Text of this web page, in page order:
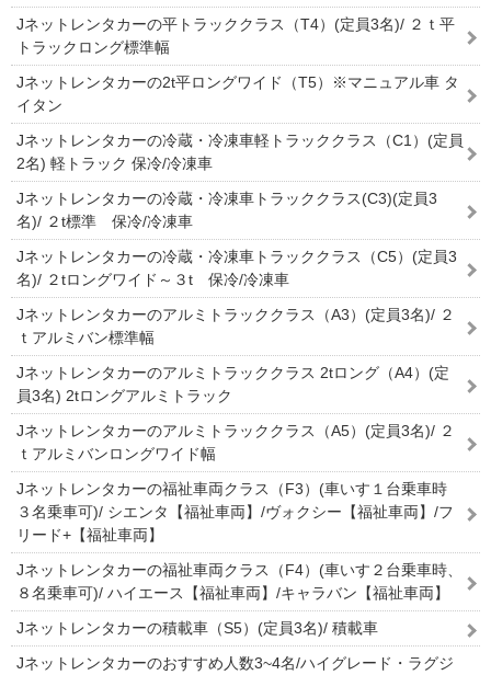
Jネットレンタカーの平トラッククラス（T4）(定員3名)/ ２ｔ平
トラックロング標準幅
Jネットレンタカーの2t平ロングワイド（T5）※マニュアル車 タ
イタン
Jネットレンタカーの冷蔵・冷凍車軽トラッククラス（C1）(定員
2名) 軽トラック 保冷/冷凍車
Jネットレンタカーの冷蔵・冷凍車トラッククラス(C3)(定員3
名)/ ２t標準 保冷/冷凍車
Jネットレンタカーの冷蔵・冷凍車トラッククラス（C5）(定員3
名)/ ２tロングワイド～３t 保冷/冷凍車
Jネットレンタカーのアルミトラッククラス（A3）(定員3名)/ ２
ｔアルミバン標準幅
Jネットレンタカーのアルミトラッククラス 2tロング（A4）(定
員3名) 2tロングアルミトラック
Jネットレンタカーのアルミトラッククラス（A5）(定員3名)/ ２
ｔアルミバンロングワイド幅
Jネットレンタカーの福祉車両クラス（F3）(車いす１台乗車時
３名乗車可)/ シエンタ【福祉車両】/ヴォクシー【福祉車両】/フ
リード+【福祉車両】
Jネットレンタカーの福祉車両クラス（F4）(車いす２台乗車時、
８名乗車可)/ ハイエース【福祉車両】/キャラバン【福祉車両】
Jネットレンタカーの積載車（S5）(定員3名)/ 積載車
Jネットレンタカーのおすすめ人数3~4名/ハイグレード・ラグジ